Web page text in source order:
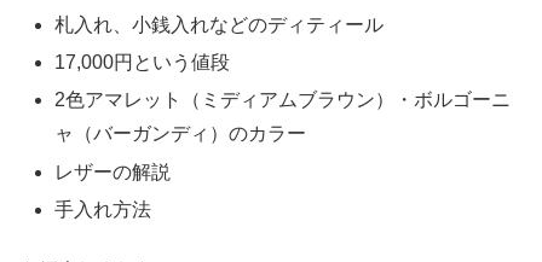
札入れ、小銭入れなどのディティール
17,000円という値段
2色アマレット（ミディアムブラウン）・ボルゴーニ
ャ（バーガンディ）のカラー
レザーの解説
手入れ方法